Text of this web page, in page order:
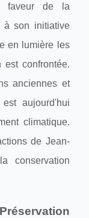
faveur de la
à son initiative
en lumière les
est confrontée.
anciennes et
aujourd'hui
climatique.
de Jean-
conservation